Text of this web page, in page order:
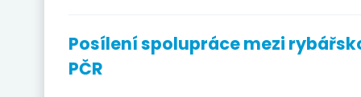
Posílení spolupráce mezi
PČR